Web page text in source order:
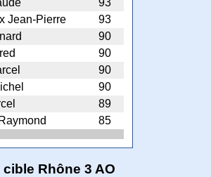
93
Jean-Pierre
93
90
90
90
90
89
85
Rhône 3 AO